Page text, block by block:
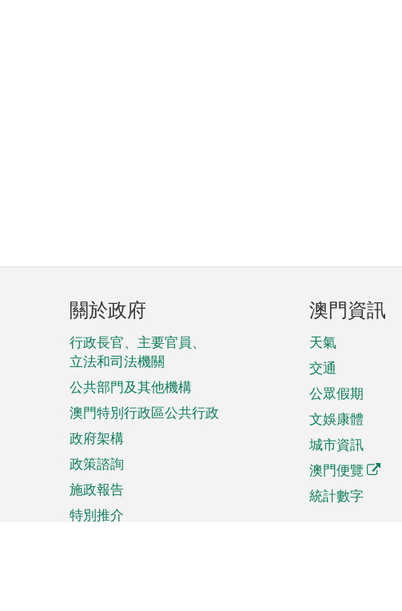
頁
腳
菜
單
關於政府
行政長官、主要官員、
立法和司法機關
公共部門及其他機構
澳門特別行政區公共行政
政府架構
政策諮詢
施政報告
特別推介
澳門資訊
天氣
交通
公眾假期
文娛康體
城市資訊
澳門便覽
統計數字